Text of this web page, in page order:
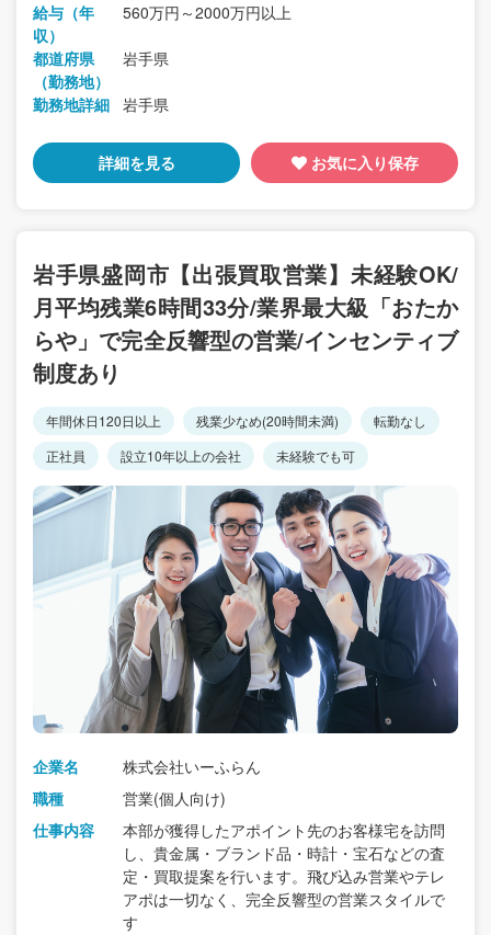
給与（年
収）
560万円～2000万円以上
都道府県
（勤務地）
岩手県
勤務地詳細 岩手県
詳細を見る お気に入り保存
岩手県盛岡市【出張買取営業】未経験OK/
月平均残業6時間33分/業界最大級「おたか
らや」で完全反響型の営業/インセンティブ
制度あり
年間休日120日以上 残業少なめ(20時間未満)
転勤なし
正社員
設立10年以上の会社 未経験でも可
企業名
株式会社いーふらん
職種
営業(個人向け)
仕事内容
本部が獲得したアポイント先のお客様宅を訪問
し、貴金属・ブランド品・時計・宝石などの査
定・買取提案を行います。飛び込み営業やテレ
アポは一切なく、完全反響型の営業スタイルで
す